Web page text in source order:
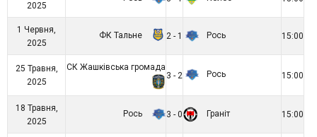
2025
1 Червня,
2025
ФК Тальне 2 - 1 Рось 15:00
25 Травня,
2025
СК Жашківська громада
3 - 2
Рось 15:00
18 Травня,
2025
Рось 3 - 0 Граніт 15:00